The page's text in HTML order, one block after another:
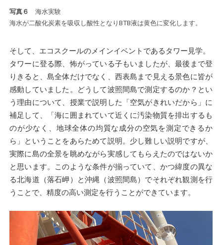
写真６
海水実験
海水が二酸化炭素を吸収し酸性となりBTB液は黄色に変化します。
そして、エコスクールのメインイベントであるタワー見学。
タワーに登る際、怖がっている子もいましたが、最後まで登
りきると、島全体だけでなく、西表島まで見える景色に皆が
感動していました。どうして波照間島で測定するのか？とい
う理由について、授業で説明した「空気がきれいだから」に
補足して、「海に囲まれていて近くに汚染物質を排出するも
のが少なく、地球全体の均質な成分の空気を測定できるか
ら」ということをあらためて説明。少し難しい説明ですが、
実際に島の全景を眺めながら実感してもらえたのではないか
と思います。このような条件が揃っていて、かつ緯度の異な
る北海道（落石岬）と沖縄（波照間島）でそれぞれ観測を行
うことで、精度の高い測定を行うことができています。